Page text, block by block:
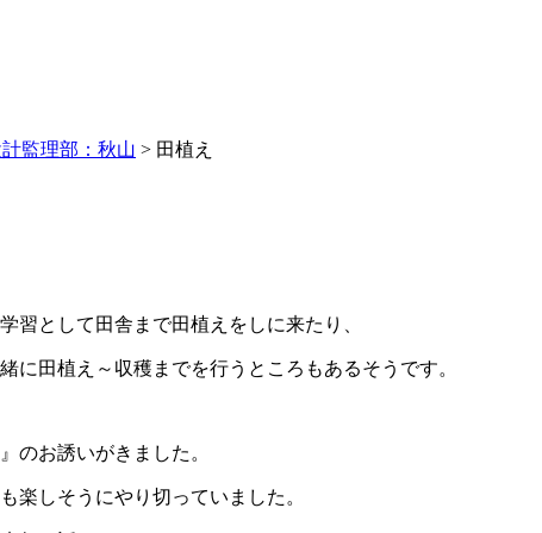
監理部：秋山 > 田植え
習として田舎まで田植えをしに来たり、
に田植え～収穫までを行うところもあるそうです。
のお誘いがきました。
楽しそうにやり切っていました。